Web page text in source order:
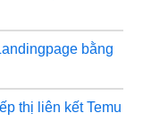
bằng
thị liên kết Temu